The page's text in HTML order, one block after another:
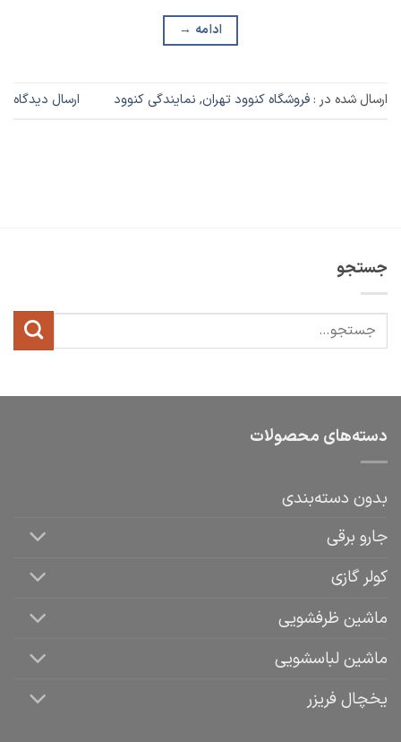
ادامه →
ارسال شده در : فروشگاه کنوود تهران, نمایندگی کنوود ارسال دیدگاه
جستجو
دسته‌های محصولات
بدون دسته‌بندی
جارو برقی
کولر گازی
ماشین ظرفشویی
ماشین لباسشویی
یخچال فریزر